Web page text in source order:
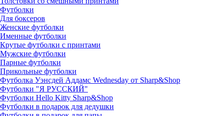
Футболки
Для боксеров
Женские футболки
Именные футболки
Крутые футболки с принтами
Мужские футболки
Парные футболки
Прикольные футболки
Футболка Уэнсдей Аддамс Wednesday от Sharp&Shop
Футболки "Я РУССКИЙ"
Футболки Hello Kitty Sharp&Shop
Футболки в подарок для дедушки